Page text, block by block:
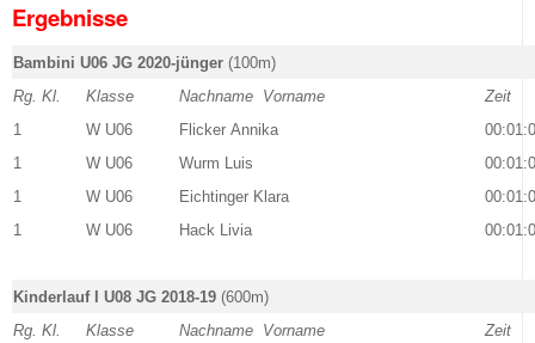
Ergebnisse
Bambini U06 JG 2020-jünger (100m)
Rg. Kl.
Klasse Nachname Vorname
Zeit
1
W U06 Flicker Annika
1
W U06 Wurm Luis
1
W U06 Eichtinger Klara
1
W U06 Hack Livia
Kinderlauf I U08 JG 2018-19 (600m)
Rg. Kl.
Klasse Nachname Vorname
Zeit